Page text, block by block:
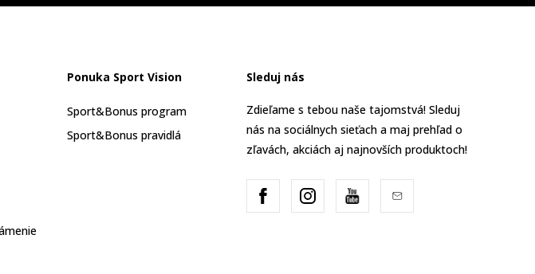
Ponuka Sport Vision
Sport&Bonus program
Sport&Bonus pravidlá
Sleduj nás
Zdieľame s tebou naše tajomstvá! Sleduj
nás na sociálnych sieťach a maj prehľad o
zľavách, akciách aj najnovších produktoch!